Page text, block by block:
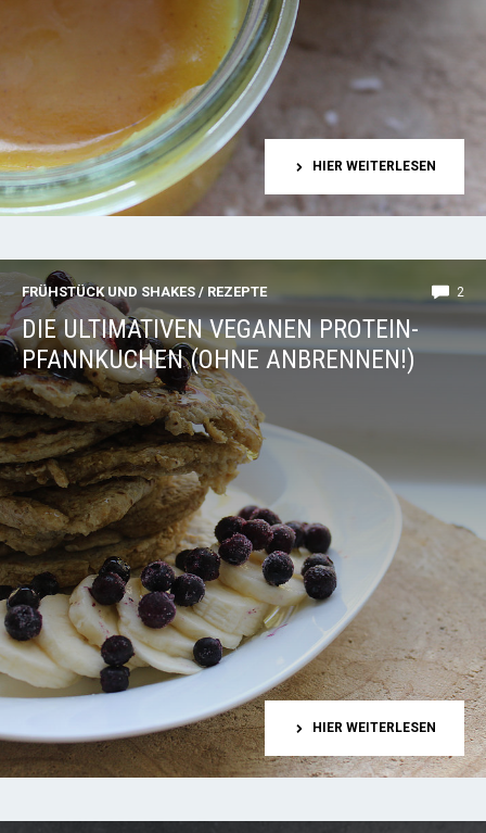
HIER WEITERLESEN
FRÜHSTÜCK UND SHAKES / REZEPTE 2
DIE ULTIMATIVEN VEGANEN PROTEIN-
PFANNKUCHEN (OHNE ANBRENNEN!)
HIER WEITERLESEN